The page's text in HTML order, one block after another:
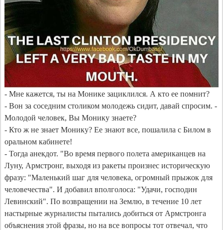
- Мне кажется, ты на Монике зациклился. А кто ее помнит?
- Вон за соседним столиком молодежь сидит, давай спросим. -
Молодой человек, Вы Монику знаете?
- Кто ж не знает Монику? Ее знают все, пошалила с Билом в
оральном кабинете!
- Тогда анекдот. "Во время первого полета американцев на
Луну, Армстронг, выходя из ракеты произнес историческую
фразу: "Маленький шаг для человека, огромный прыжок для
человечества". И добавил вполголоса: "Удачи, господин
Левинский". По возвращении на Землю, в течение 10 лет
настырные журналисты пытались добиться от Армстронга
объяснения этой фразы, но на все вопросы тот отвечал, что